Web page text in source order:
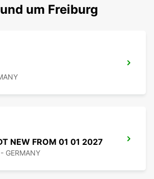
um Freiburg
NEW FROM 01 01 2027
GERMANY